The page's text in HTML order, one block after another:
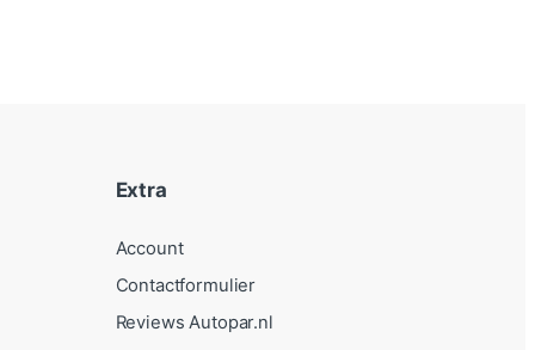
Extra
Account
Contactformulier
Reviews Autopar.nl